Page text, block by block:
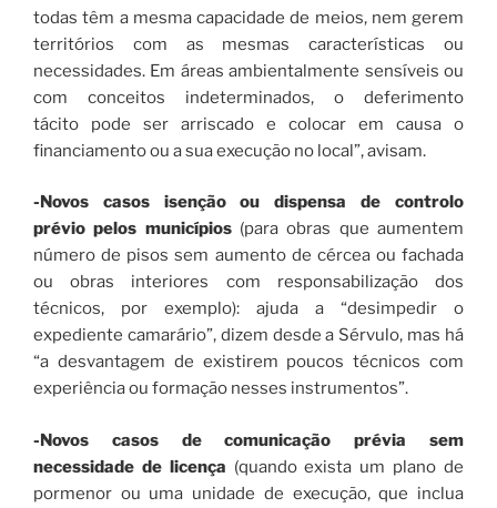
todas têm a mesma capacidade de meios, nem gerem
territórios com as mesmas características ou
necessidades. Em áreas ambientalmente sensíveis ou
com conceitos indeterminados, o deferimento
tácito pode ser arriscado e colocar em causa o
financiamento ou a sua execução no local”, avisam.
-Novos casos isenção ou dispensa de controlo
prévio pelos municípios (para obras que aumentem
número de pisos sem aumento de cércea ou fachada
ou obras interiores com responsabilização dos
técnicos, por exemplo): ajuda a “desimpedir o
expediente camarário”, dizem desde a Sérvulo, mas há
“a desvantagem de existirem poucos técnicos com
experiência ou formação nesses instrumentos”.
-Novos casos de comunicação prévia sem
necessidade de licença (quando exista um plano de
pormenor ou uma unidade de execução, que inclua